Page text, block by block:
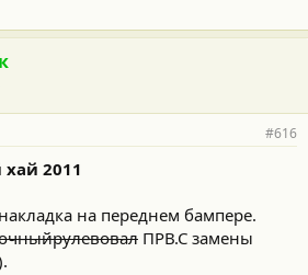
#616
2011
на переднем бампере.
ПРВ.С замены